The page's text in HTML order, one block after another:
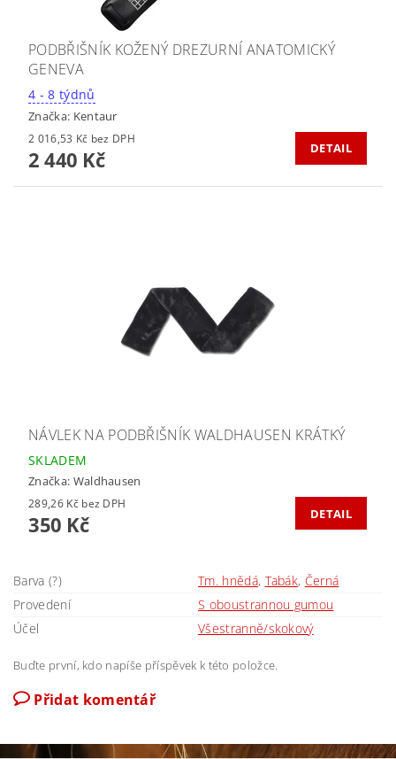
PODBŘIŠNÍK KOŽENÝ DREZURNÍ ANATOMICKÝ
GENEVA
4 - 8 týdnů
Značka: Kentaur
2 016,53 Kč bez DPH
2 440 Kč DETAIL
NÁVLEK NA PODBŘIŠNÍK WALDHAUSEN KRÁTKÝ
SKLADEM
Značka: Waldhausen
289,26 Kč bez DPH
350 Kč DETAIL
Barva (?) Tm. hnědá, Tabák, Černá
Provedení
S oboustrannou gumou
Účel
Všestranně/skokový
Buďte první, kdo napíše příspěvek k této položce.
Přidat komentář